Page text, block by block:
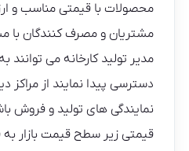
محصولات با قیمتی مناسب و
مشتریان و مصرف کنندگان با
مدیر تولید کارخانه می
دسترسی پیدا نمایند از
نمایندگی های تولید و فروش
قیمتی زیر سطح قیمت بازار